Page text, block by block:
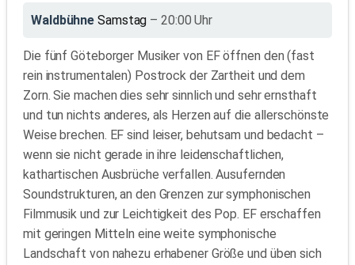
Waldbühne Samstag – 20:00 Uhr
Die fünf Göteborger Musiker von EF öffnen den (fast
rein instrumentalen) Postrock der Zartheit und dem
Zorn. Sie machen dies sehr sinnlich und sehr ernsthaft
und tun nichts anderes, als Herzen auf die allerschönste
Weise brechen. EF sind leiser, behutsam und bedacht –
wenn sie nicht gerade in ihre leidenschaftlichen,
kathartischen Ausbrüche verfallen. Ausufernden
Soundstrukturen, an den Grenzen zur symphonischen
Filmmusik und zur Leichtigkeit des Pop. EF erschaffen
mit geringen Mitteln eine weite symphonische
Landschaft von nahezu erhabener Größe und üben sich